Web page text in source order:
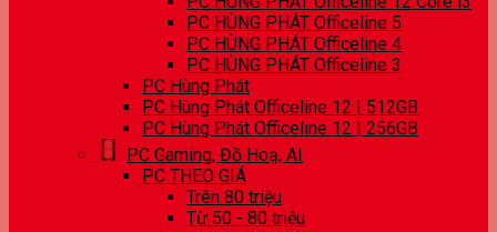
PC HÙNG PHÁT Officeline 5
PC HÙNG PHÁT Officeline 4
PC HÙNG PHÁT Officeline 3
PC Hùng Phát
PC Hùng Phát Officeline 12 | 512GB
PC Hùng Phát Officeline 12 | 256GB
PC Gaming, Đồ Hoạ, AI
PC THEO GIÁ
Trên 80 triệu
Từ 50 - 80 triệu